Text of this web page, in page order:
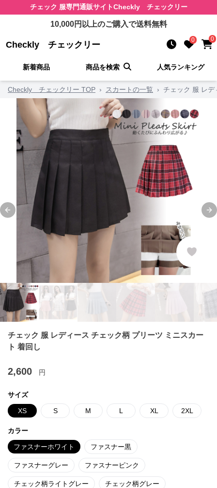
チェック 服専門通販サイトCheckly チェックリー
10,000円以上のご購入で送料無料
Checkly チェックリー 0 0
新着商品 商品を検索 人気ランキング
Checkly チェックリー TOP › スカートの一覧 › チェック 服 レ
Previous slide
チェック 服 レディース チェック柄 プリーツ ミニスカー
ト 着回し
2,600 円
サイズ
XS S M L XL 2XL
カラー
ファスナーホワイト ファスナー黒
ファスナーグレー ファスナーピンク
チェック柄ライトグレー チェック柄グレー